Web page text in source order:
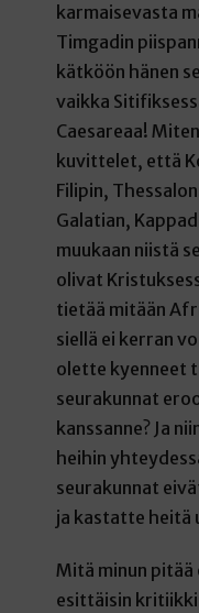
karmaisevasta
Timgadin
kätköön hänen
vaikka
Caesareaa!
kuvittelet, että
Filipin,
Galatian,
muukaan niistä
olivat
tietää mitään
siellä ei kerran
olette kyenneet
seurakunnat
kanssanne? Ja
heihin
seurakunnat
ja kastatte heitä
Mitä minun pitää
esittäisin